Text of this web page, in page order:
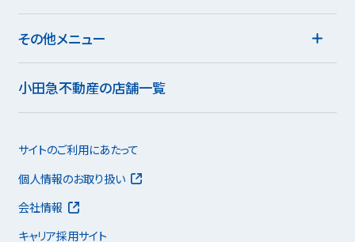
その他メニュー
小田急不動産の店舗一覧
サイトのご利用にあたって
個人情報のお取り扱い
会社情報
キャリア採用サイト